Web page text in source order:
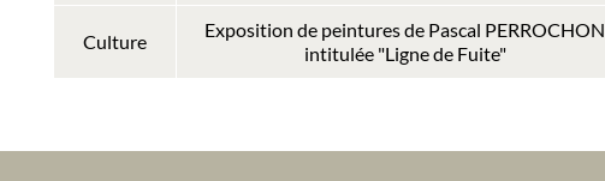
Culture
Exposition de peintures de Pascal PERROCHON
intitulée "Ligne de Fuite"